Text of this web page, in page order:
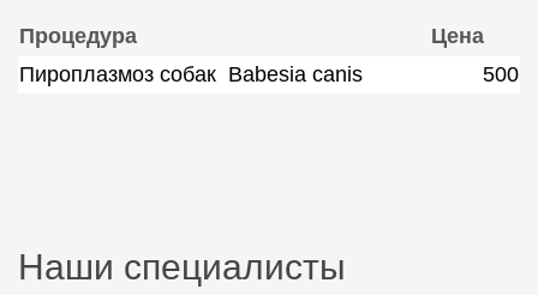
Процедура
Цена
Пироплазмоз собак Babesia canis
500
Наши специалисты